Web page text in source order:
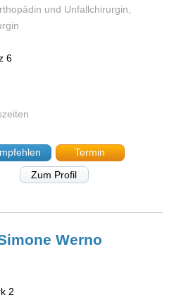
und Unfallchirurgin,
6
Termin
Zum Profil
Werno
2